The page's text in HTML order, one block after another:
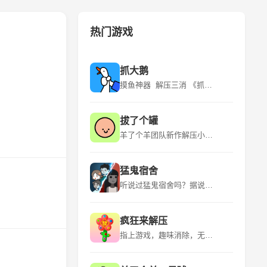
热门游戏
抓大鹅
摸鱼神器 解压三消 《抓大鹅》是青岛蓝飞互娱科技股份有限公司推出的一款休闲益智类型的游戏，该游戏平台为微信小程序，适应年龄为18+，游戏语言为中文，于2024年3月6日发行。 《抓大鹅》游戏有很多玩法，在游玩的时候是可以自由的选择自己比较喜欢的关卡的。游戏的流程是看到出现的物品时就可以直接开始点击，用户通过“购物篮子”特定背景下，找到三个一样的物品将其消除。游玩的时候遇到比较困难的地方的时候是可以点击提示的，让玩家能够获得关键的线索。 该游戏的特点是玩法众多、超多关卡、实时排名、操作简单。
拔了个罐
羊了个羊团队新作解压小游戏！~ 《拔了个罐》是一款以拔罐为主题的休闲益智小游戏，游戏融合了“拧螺丝”玩法，玩家需要将杂乱摆放的罐罐放置到对应颜色的客人身上，凑齐三个即可消除，完成关卡挑战。游戏中还有丰富的装扮、舞蹈等元素，为玩家带来全新的游戏体验。 《拔了个罐》是简游互娱推出的一款小游戏，继承了“羊了个羊”的美术风格，玩法上融合了时下火爆全球的“拧螺丝”，上线首日即空降微信小游戏榜第23名。游戏以拔罐为主题，结合了除湿气等热门话题，引发玩家情感共鸣。
猛鬼宿舍
听说过猛鬼宿舍吗？据说那里有宝藏，快去吧 《猛鬼宿舍》是一款2D塔防小游戏。游戏中玩家需躲避猎梦者的追捕，寻找适合自己的宿舍躲避，并发展经济建造炮台，抵御猎梦者。游戏中玩家只可以在房间中的空地板上进行建造，玩家点击空地板后，出现建筑菜单。游戏中玩家需要根据自己当前的经济选择性建造建筑，发现一条符合自己发展的道路。玩家需要将猎梦者猎梦者击败或者抵御至天亮方可获胜，反之猎梦者抓到玩家则玩家失败。 欢迎大家下载~如果有什么好的想法和建议还有期待，也欢迎大家在评论区留言哦！ 后续可能的计划： 启用昼夜模式/开发自走棋类淘汰玩法/开发多人合作闯关玩法/推出猛鬼视角/推出非对称对抗玩法等等~
疯狂来解压
指上游戏，趣味消除，无限解压！ 《疯狂来解压》是一款以解压为主题的益智类手游，它提供了多种有趣的解压方式，如挤压泡泡、切割肥皂、整理物品等，让玩家在轻松愉快的氛围中释放压力。游戏画面精美，色彩丰富，音效逼真，为玩家带来沉浸式的解压体验。 《疯狂来解压》是一款充满创意和挑战的休闲游戏，它结合了多种解压元素和趣味关卡，让玩家在享受解压乐趣的同时，也能锻炼自己的逻辑思维和反应能力。游戏操作简单易上手，适合所有年龄段的玩家，是放松心情、消磨时间的绝佳选择。